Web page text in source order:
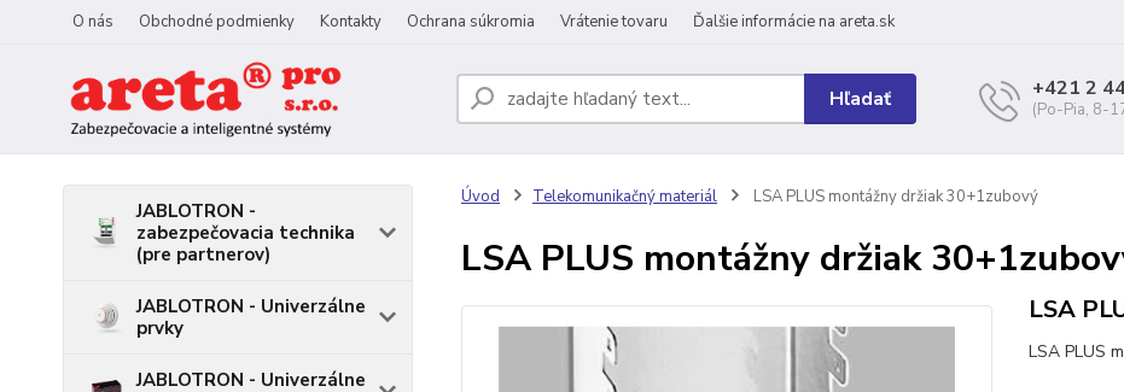
O nás Obchodné podmienky Kontakty Ochrana súkromia Vrátenie tovaru Ďalšie informácie na areta.sk
Hľadať +421 2
(Po-Pia, 8-
JABLOTRON -
zabezpečovacia technika
(pre partnerov)
JABLOTRON - Univerzálne
prvky
JABLOTRON - Univerzálne
Úvod Telekomunikačný materiál LSA PLUS montážny držiak 30+1zubový
LSA PLUS montážny držiak
LSA
LSA PLUS